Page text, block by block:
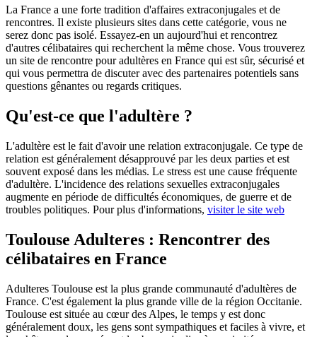
La France a une forte tradition d'affaires extraconjugales et de
rencontres. Il existe plusieurs sites dans cette catégorie, vous ne
serez donc pas isolé. Essayez-en un aujourd'hui et rencontrez
d'autres célibataires qui recherchent la même chose. Vous trouverez
un site de rencontre pour adultères en France qui est sûr, sécurisé et
qui vous permettra de discuter avec des partenaires potentiels sans
questions gênantes ou regards critiques.
Qu'est-ce que l'adultère ?
L'adultère est le fait d'avoir une relation extraconjugale. Ce type de
relation est généralement désapprouvé par les deux parties et est
souvent exposé dans les médias. Le stress est une cause fréquente
d'adultère. L'incidence des relations sexuelles extraconjugales
augmente en période de difficultés économiques, de guerre et de
troubles politiques. Pour plus d'informations, visiter le site web
Toulouse Adulteres : Rencontrer des
célibataires en France
Adulteres Toulouse est la plus grande communauté d'adultères de
France. C'est également la plus grande ville de la région Occitanie.
Toulouse est située au cœur des Alpes, le temps y est donc
généralement doux, les gens sont sympathiques et faciles à vivre, et